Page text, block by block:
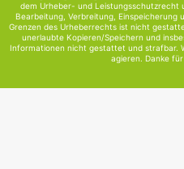
dem Urheber- und Leistungsschutzrecht
Bearbeitung, Verbreitung,
Grenzen des Urheberrechts ist nicht
unerlaubte Kopieren/Speichern und
Informationen nicht gestattet und strafbar.
agieren. Danke